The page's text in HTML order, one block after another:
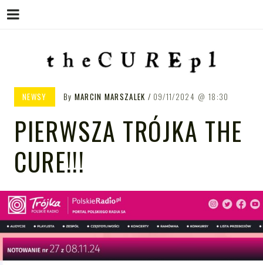
THE CURE PL – POLSKA
STRONA FANÓW ZESPOŁU THE
CURE
NEWSY By MARCIN MARSZALEK 09/11/2024 18:30
PIERWSZA TRÓJKA THE
CURE!!!
Menu